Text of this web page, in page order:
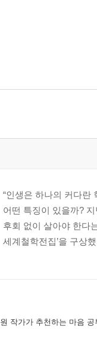
“인생은 하나의 커다란
어떤 특징이 있을까?
후회 없이 살아야 한다
세계철학전집’을 구상
작가가 추천하는 마음 공